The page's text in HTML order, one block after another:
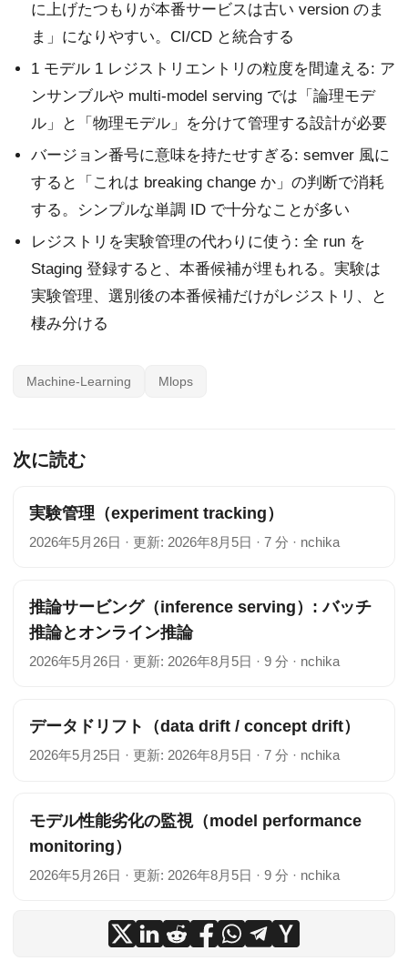
に上げたつもりが本番サービスは古い version のま
ま」になりやすい。CI/CD と統合する
1 モデル 1 レジストリエントリの粒度を間違える: ア
ンサンブルや multi-model serving では「論理モデ
ル」と「物理モデル」を分けて管理する設計が必要
バージョン番号に意味を持たせすぎる: semver 風に
すると「これは breaking change か」の判断で消耗
する。シンプルな単調 ID で十分なことが多い
レジストリを実験管理の代わりに使う: 全 run を
Staging 登録すると、本番候補が埋もれる。実験は
実験管理、選別後の本番候補だけがレジストリ、と
棲み分ける
Machine-Learning Mlops
次に読む
実験管理（experiment tracking）
2026年5月26日 · 更新: 2026年8月5日 · 7 分 · nchika
推論サービング（inference serving）: バッチ
推論とオンライン推論
2026年5月26日 · 更新: 2026年8月5日 · 9 分 · nchika
データドリフト（data drift / concept drift）
2026年5月25日 · 更新: 2026年8月5日 · 7 分 · nchika
モデル性能劣化の監視（model performance
monitoring）
2026年5月26日 · 更新: 2026年8月5日 · 9 分 · nchika